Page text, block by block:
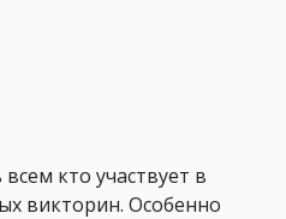
кто участвует в
викторин. Особенно